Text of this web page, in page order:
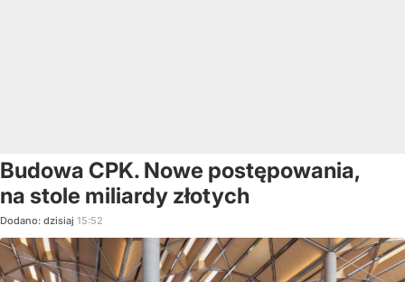
Budowa CPK. Nowe postępowania,
na stole miliardy złotych
Dodano: dzisiaj 15:52